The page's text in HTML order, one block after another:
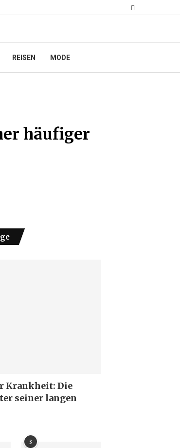
REISEN MODE
häufiger
Krankheit: Die
seiner langen
3